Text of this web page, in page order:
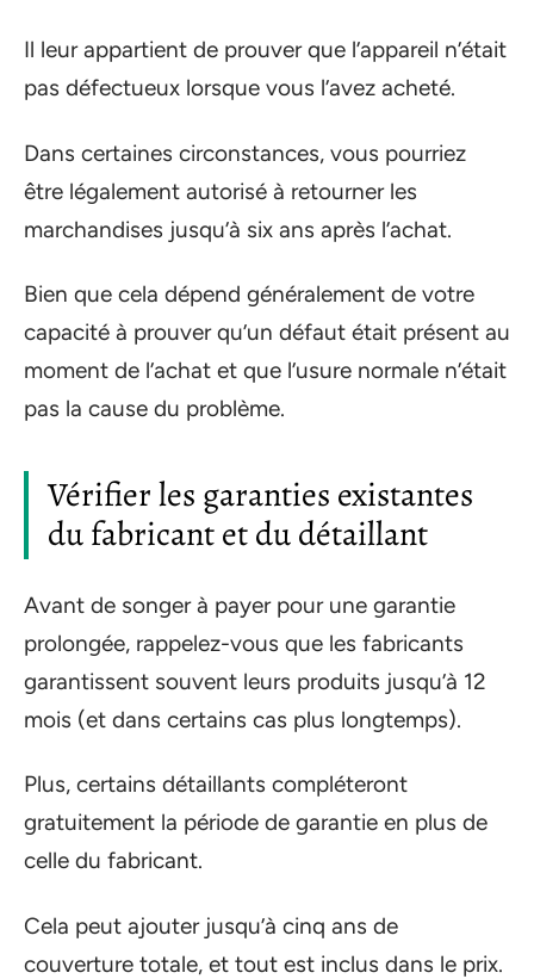
Il leur appartient de prouver que l’appareil n’était
pas défectueux lorsque vous l’avez acheté.
Dans certaines circonstances, vous pourriez
être légalement autorisé à retourner les
marchandises jusqu’à six ans après l’achat.
Bien que cela dépend généralement de votre
capacité à prouver qu’un défaut était présent au
moment de l’achat et que l’usure normale n’était
pas la cause du problème.
Vérifier les garanties existantes
du fabricant et du détaillant
Avant de songer à payer pour une garantie
prolongée, rappelez-vous que les fabricants
garantissent souvent leurs produits jusqu’à 12
mois (et dans certains cas plus longtemps).
Plus, certains détaillants compléteront
gratuitement la période de garantie en plus de
celle du fabricant.
Cela peut ajouter jusqu’à cinq ans de
couverture totale, et tout est inclus dans le prix.